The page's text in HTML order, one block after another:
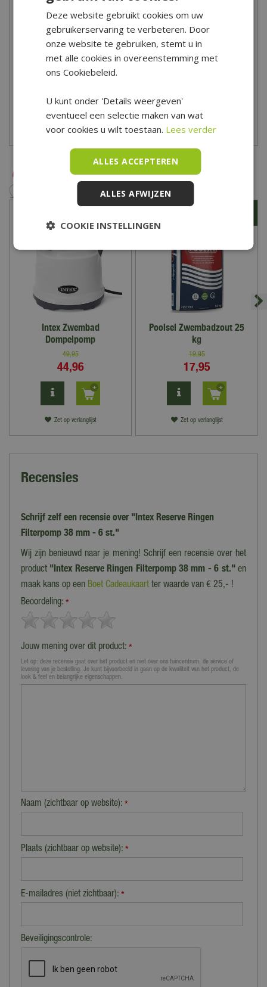
je achtertuin, vullen met water en je kunt lekker zwemmen!
Reinig je zwembad regelmatig voor de nodige hygiëne. Heb
je vragen over het reinigen of heb je een andere vraag? Kom
dan langs in ons Tuincentrum, onze zwembad-deskundige staat
klaar om je vragen te beantwoorden. Tuincentrum De Boet is
tussen Hoorn, Schagen en Alkmaar.
Bekijk hier onze openingstijden
Intex Zwembad
Dompelpomp
49,95
44,96
Zet op verlanglijst
Poolsel Zwembadzout 25
kg
19,95
17,95
Zet op verlanglijst
Recensies
Schrijf zelf een recensie over "Intex Reserve Ringen
Filterpomp 38 mm - 6 st."
Wij zijn benieuwd naar je mening! Schrijf een recensie over het
product "Intex Reserve Ringen Filterpomp 38 mm - 6 st."en
maak kans op een Boet Cadeaukaart ter waarde van € 25,- !
Beoordeling: *
Jouw mening over dit product: *
Let op: deze recensie gaat over het product en niet over ons tuincentrum, de service of
levering van je bestelling. Je kunt bijvoorbeeld in gaan op de kwaliteit van het product, de
look & feel en belangrijke eigenschappen.
Naam (zichtbaar op website): *
Plaats (zichtbaar op website): *
E-mailadres (niet zichtbaar): *
Beveiligingscontrole:
Deze website gebruikt cookies om uw
gebruikerservaring te verbeteren. Door
onze website te gebruiken, stemt u in
met alle cookies in overeenstemming met
ons Cookiebeleid.
U kunt onder 'Details weergeven'
eventueel een selectie maken van wat
voor cookies u wilt toestaan. Lees verder
ALLES ACCEPTEREN
ALLES AFWIJZEN
COOKIE INSTELLINGEN